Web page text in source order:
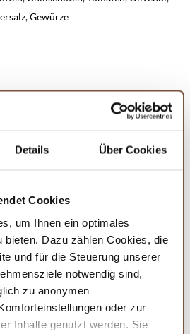
Details Über Cookies
Cookies
um Ihnen ein optimales
bieten. Dazu zählen Cookies, die
und für die Steuerung unserer
notwendig sind,
zu anonymen
oder zur
Inhalte genutzt werden. Sie
Gewürze